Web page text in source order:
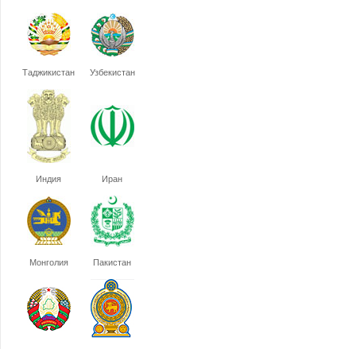
Таджикистан Узбекистан
Индия Иран
Монголия Пакистан